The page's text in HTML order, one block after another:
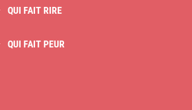
QUI FAIT RIRE
QUI FAIT PEUR